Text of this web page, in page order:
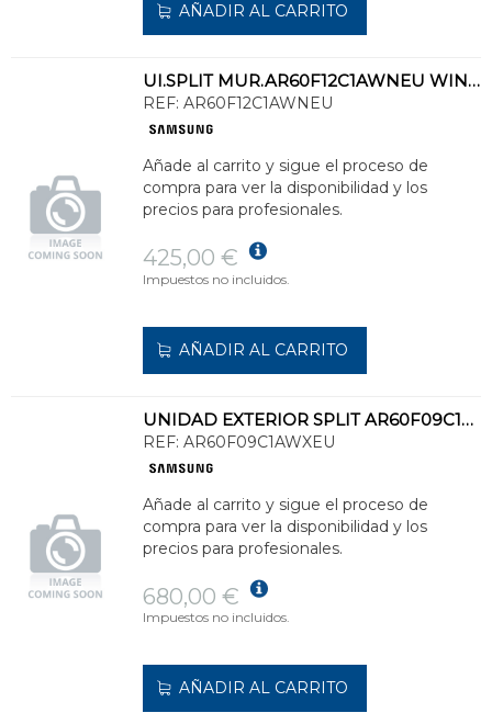
AÑADIR AL CARRITO
UI.SPLIT MUR.AR60F12C1AWNEU WIND FREE COMFORT S2 FRÍO 3,5kW CAL.4,0kW
REF: AR60F12C1AWNEU
Añade al carrito y sigue el proceso de
compra para ver la disponibilidad y los
precios para profesionales.
425,00 €
Impuestos no incluidos.
AÑADIR AL CARRITO
UNIDAD EXTERIOR SPLIT AR60F09C1AWXEU WIND FREE COMFORT S2 FRÍO 2,5kW CAL.3,2kW
REF: AR60F09C1AWXEU
Añade al carrito y sigue el proceso de
compra para ver la disponibilidad y los
precios para profesionales.
680,00 €
Impuestos no incluidos.
AÑADIR AL CARRITO